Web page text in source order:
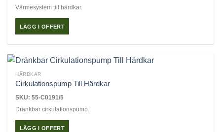
Värmesystem till härdkar.
LÄGG I OFFERT
HÄRDKAR
Cirkulationspump Till Härdkar
SKU: 55-C0191/5
Dränkbar cirkulationspump.
LÄGG I OFFERT